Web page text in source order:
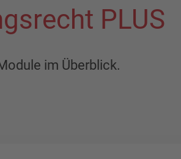
PLUS
im Überblick.